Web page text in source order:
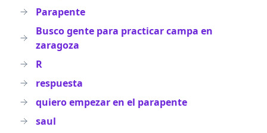
Parapente
Busco gente para practicar campa en
zaragoza
R
respuesta
quiero empezar en el parapente
saul